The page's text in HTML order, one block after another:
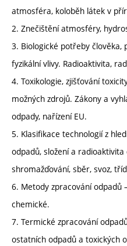
atmosféra, koloběh látek v
2. Znečištění atmosféry,
3. Biologické potřeby člověka,
fyzikální vlivy. Radioaktivita,
4. Toxikologie, zjišťování
možných zdrojů. Zákony a
odpady, nařízení EU.
5. Klasifikace technologií z
odpadů, složení a
shromažďování, sběr, svoz,
6. Metody zpracování odpadů
chemické.
7. Termické zpracování
ostatních odpadů a toxických